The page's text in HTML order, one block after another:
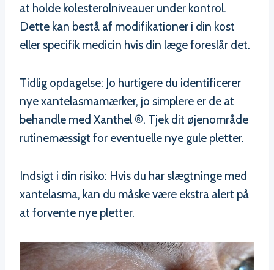
at holde kolesterolniveauer under kontrol.
Dette kan bestå af modifikationer i din kost
eller specifik medicin hvis din læge foreslår det.
Tidlig opdagelse: Jo hurtigere du identificerer
nye xantelasmamærker, jo simplere er de at
behandle med Xanthel ®. Tjek dit øjenområde
rutinemæssigt for eventuelle nye gule pletter.
Indsigt i din risiko: Hvis du har slægtninge med
xantelasma, kan du måske være ekstra alert på
at forvente nye pletter.